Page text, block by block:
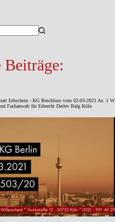
Erbschein - KG Beschluss vom 02-03-2021 Az. 1 W
Fachanwalt für Erbrecht Detlev Balg Köln